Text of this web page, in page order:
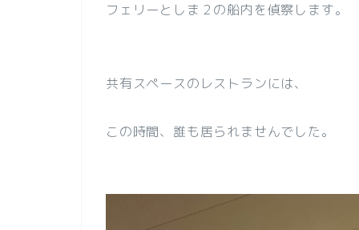
フェリーとしま２の船内を偵察します。
共有スペースのレストランには、
この時間、誰も居られませんでした。